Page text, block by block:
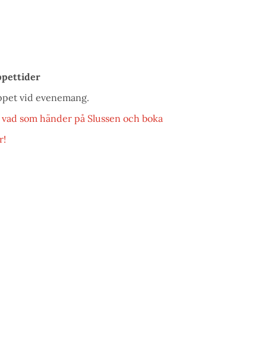
vid evenemang.
vad som händer på Slussen och boka